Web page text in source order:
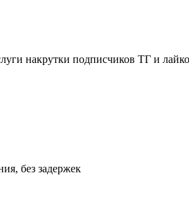
накрутки подписчиков ТГ и
без задержек